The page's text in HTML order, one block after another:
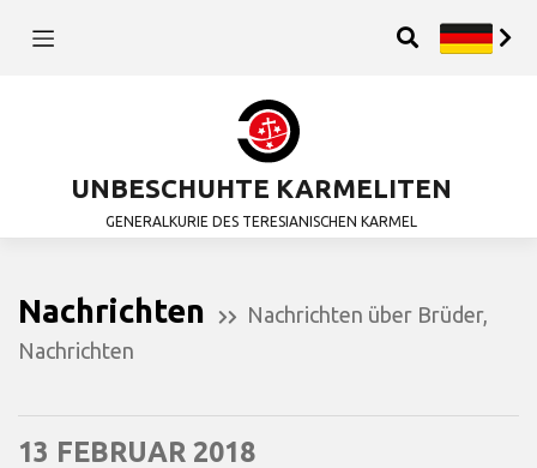
UNBESCHUHTE KARMELITEN
GENERALKURIE DES TERESIANISCHEN KARMEL
Nachrichten Nachrichten über Brüder,
Nachrichten
13 FEBRUAR 2018